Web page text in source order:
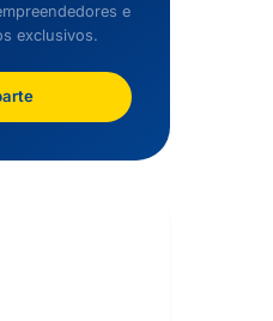
e
exclusivos.